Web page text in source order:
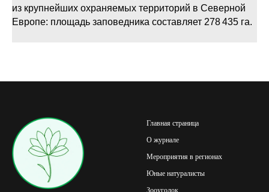
из крупнейших охраняемых территорий в Северной
Европе: площадь заповедника составляет 278 435 га.
Главная страница
О журнале
Мероприятия в регионах
Юные натуралисты
Зооуголок